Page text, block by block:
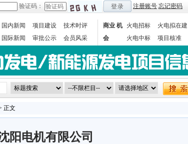
验证码： 登录 注册账号 忘记密码
国内新闻 项目建设
技术时评
国际新闻
审批公示 会员风采
商业 机
会
火电招标 火电拟在建
火电中标
项目核准
正文
阳电机有限公司